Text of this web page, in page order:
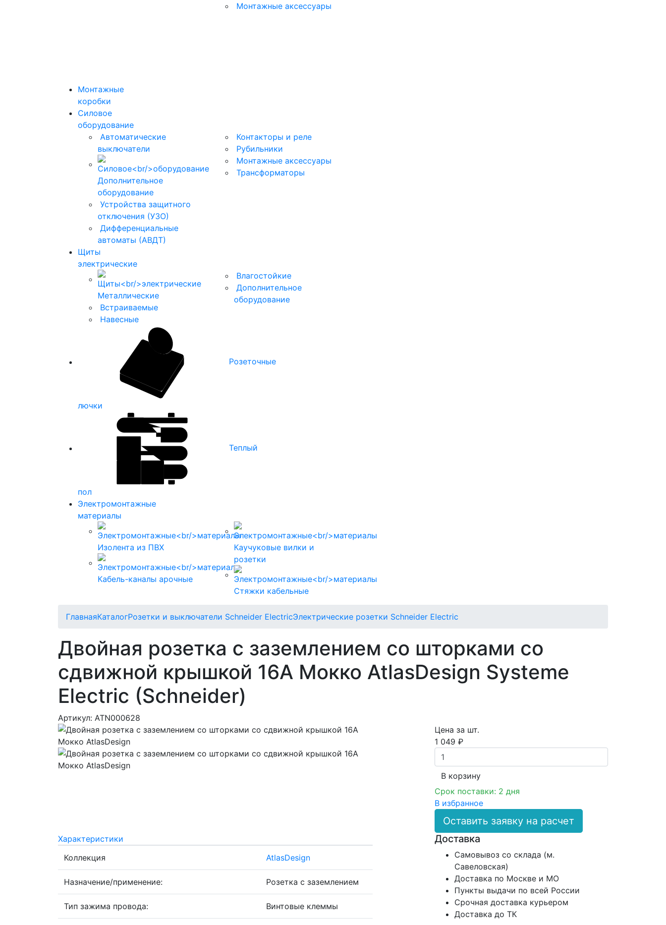
Монтажные аксессуары
Монтажные
коробки
Силовое
оборудование
Автоматические
выключатели
Дополнительное
оборудование
Устройства защитного
отключения (УЗО)
Дифференциальные
автоматы (АВДТ)
Контакторы и реле
Рубильники
Монтажные аксессуары
Трансформаторы
Щиты
электрические
Металлические
Встраиваемые
Навесные
Влагостойкие
Дополнительное
оборудование
Розеточные
лючки
Теплый
пол
Электромонтажные
материалы
Изолента из ПВХ
Кабель-каналы арочные
Каучуковые вилки и
розетки
Стяжки кабельные
ГлавнаяКаталогРозетки и выключатели Schneider ElectricЭлектрические розетки Schneider Electric
Двойная розетка с заземлением со шторками со
сдвижной крышкой 16А Мокко AtlasDesign Systeme
Electric (Schneider)
Артикул: ATN000628
Цена за шт.
1 049 ₽
В корзинy
Срок поставки: 2 дня
В избранное
Оставить заявку на расчет
Характеристики
Коллекция
AtlasDesign
Назначение/применение: Розетка с заземлением
Тип зажима провода: Винтовые клеммы
Доставка
Самовывоз со склада (м.
Савеловская)
Доставка по Москве и МО
Пункты выдачи по всей России
Срочная доставка курьером
Доставка до ТК